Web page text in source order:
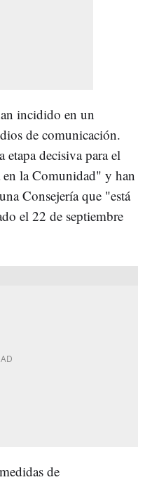
incidido en un
de comunicación.
etapa decisiva para el
la Comunidad" y han
Consejería que "está
el 22 de septiembre
de